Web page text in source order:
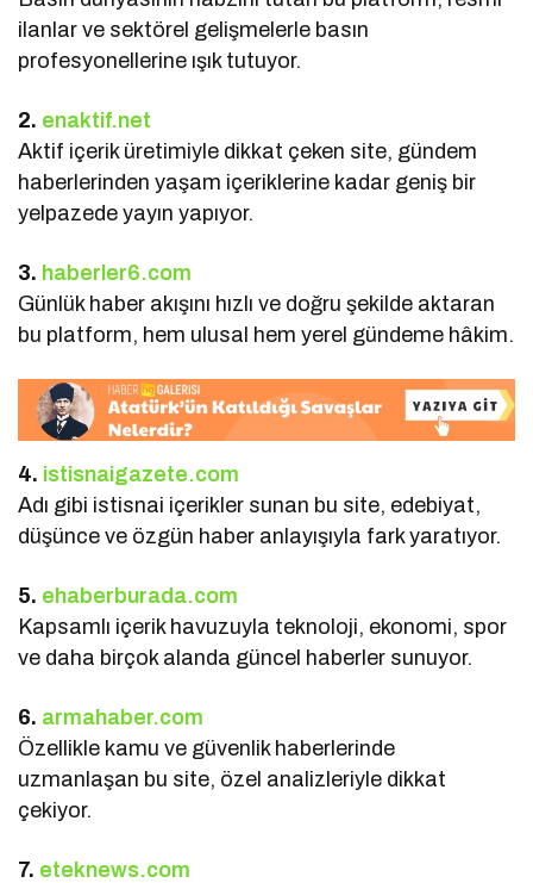
ilanlar ve sektörel gelişmelerle basın
profesyonellerine ışık tutuyor.
2. enaktif.net
Aktif içerik üretimiyle dikkat çeken site, gündem
haberlerinden yaşam içeriklerine kadar geniş bir
yelpazede yayın yapıyor.
3. haberler6.com
Günlük haber akışını hızlı ve doğru şekilde aktaran
bu platform, hem ulusal hem yerel gündeme hâkim.
4. istisnaigazete.com
Adı gibi istisnai içerikler sunan bu site, edebiyat,
düşünce ve özgün haber anlayışıyla fark yaratıyor.
5. ehaberburada.com
Kapsamlı içerik havuzuyla teknoloji, ekonomi, spor
ve daha birçok alanda güncel haberler sunuyor.
6. armahaber.com
Özellikle kamu ve güvenlik haberlerinde
uzmanlaşan bu site, özel analizleriyle dikkat
çekiyor.
7. eteknews.com